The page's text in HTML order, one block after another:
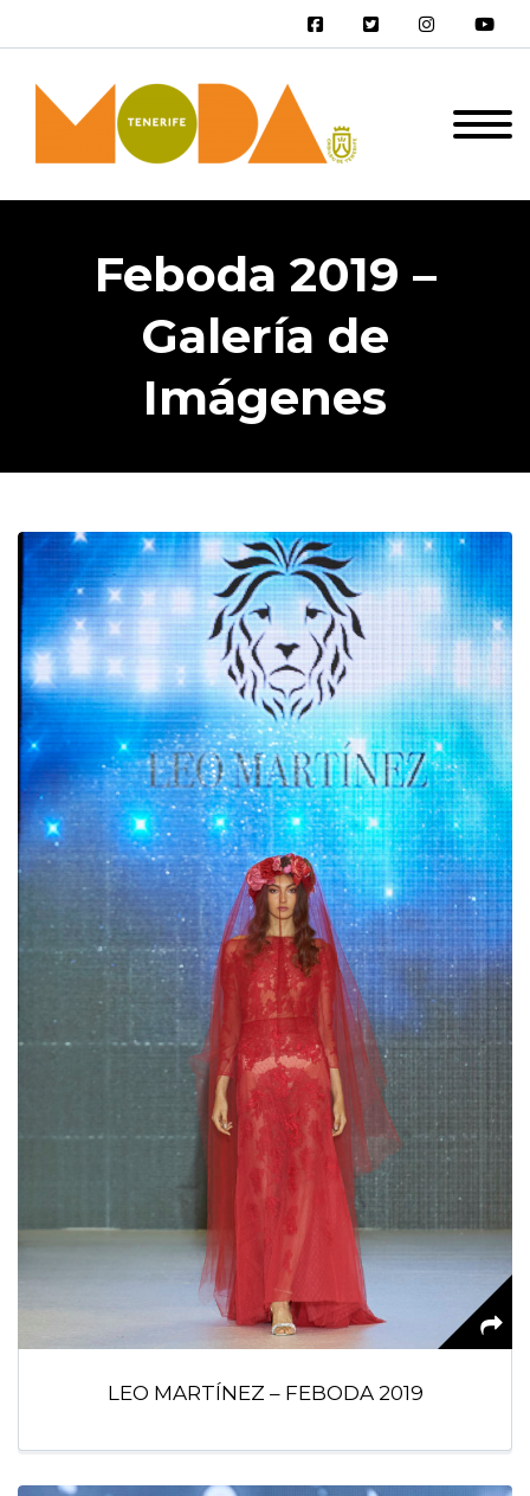
Feboda 2019 –
Galería de
Imágenes
LEO MARTÍNEZ – FEBODA 2019